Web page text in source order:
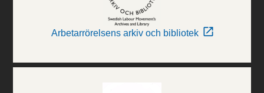
Arbetarrörelsens arkiv och bibliotek